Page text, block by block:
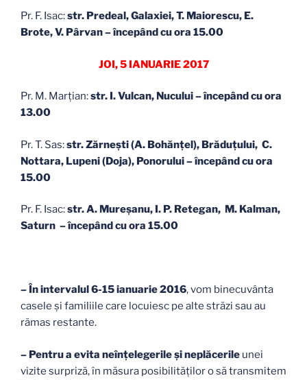
Pr. F. Isac:str. Predeal, Galaxiei, T. Maiorescu, E.
Brote, V. Pârvan – începând cu ora 15.00
JOI, 5 IANUARIE 2017
Pr. M. Marţian:str. I. Vulcan, Nucului – începând cu ora
13.00
Pr. T. Sas:str. Zărneşti (A. Bohănţel), Brăduţului, C.
Nottara, Lupeni (Doja), Ponorului – începând cu ora
15.00
Pr. F. Isac:str. A. Mureşanu, I. P. Retegan, M. Kalman,
Saturn – începând cu ora 15.00
– În intervalul 6-15 ianuarie 2016, vom binecuvânta
casele şi familiile care locuiesc pe alte străzi sau au
rămas restante.
– Pentru a evita neînțelegerile și neplăcerile unei
vizite surpriză, în măsura posibilităților o să transmitem